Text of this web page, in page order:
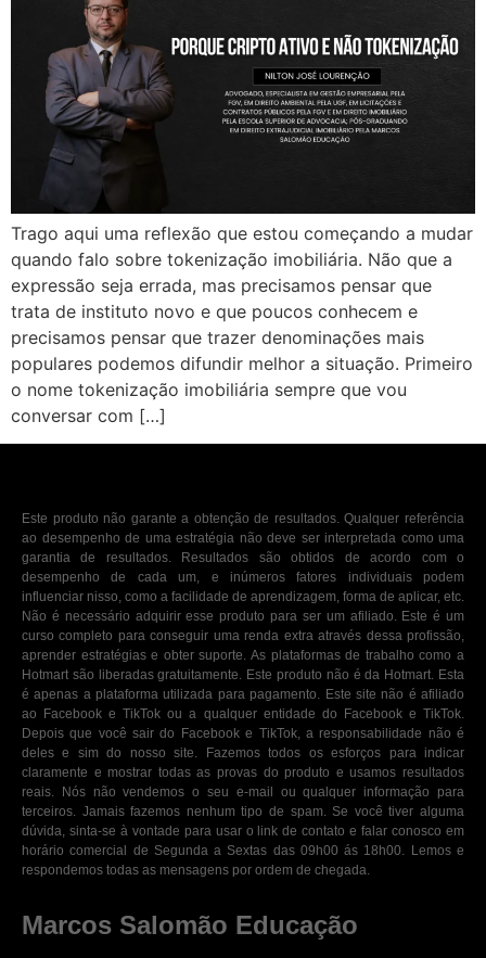
Trago aqui uma reflexão que estou começando a mudar
quando falo sobre tokenização imobiliária. Não que a
expressão seja errada, mas precisamos pensar que
trata de instituto novo e que poucos conhecem e
precisamos pensar que trazer denominações mais
populares podemos difundir melhor a situação. Primeiro
o nome tokenização imobiliária sempre que vou
conversar com […]
Este produto não garante a obtenção de resultados. Qualquer referência
ao desempenho de uma estratégia não deve ser interpretada como uma
garantia de resultados. Resultados são obtidos de acordo com o
desempenho de cada um, e inúmeros fatores individuais podem
influenciar nisso, como a facilidade de aprendizagem, forma de aplicar, etc.
Não é necessário adquirir esse produto para ser um afiliado. Este é um
curso completo para conseguir uma renda extra através dessa profissão,
aprender estratégias e obter suporte. As plataformas de trabalho como a
Hotmart são liberadas gratuitamente. Este produto não é da Hotmart. Esta
é apenas a plataforma utilizada para pagamento. Este site não é afiliado
ao Facebook e TikTok ou a qualquer entidade do Facebook e TikTok.
Depois que você sair do Facebook e TikTok, a responsabilidade não é
deles e sim do nosso site. Fazemos todos os esforços para indicar
claramente e mostrar todas as provas do produto e usamos resultados
reais. Nós não vendemos o seu e-mail ou qualquer informação para
terceiros. Jamais fazemos nenhum tipo de spam. Se você tiver alguma
dúvida, sinta-se à vontade para usar o link de contato e falar conosco em
horário comercial de Segunda a Sextas das 09h00 ás 18h00. Lemos e
respondemos todas as mensagens por ordem de chegada.
Marcos Salomão Educação